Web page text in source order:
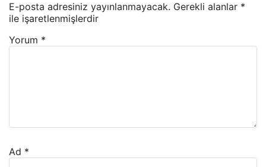
E-posta adresiniz yayınlanmayacak. Gerekli alanlar *
ile işaretlenmişlerdir
Yorum *
Ad *